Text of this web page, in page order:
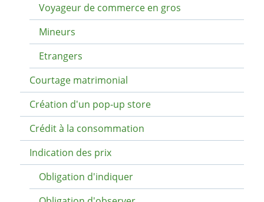
Voyageur de commerce en gros
Mineurs
Etrangers
Courtage matrimonial
Création d'un pop-up store
Crédit à la consommation
Indication des prix
Obligation d'indiquer